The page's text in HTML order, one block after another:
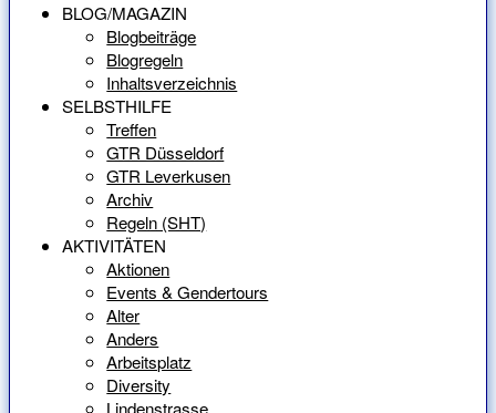
BLOG/MAGAZIN
Blogbeiträge
Blogregeln
Inhaltsverzeichnis
SELBSTHILFE
Treffen
GTR Düsseldorf
GTR Leverkusen
Archiv
Regeln (SHT)
AKTIVITÄTEN
Aktionen
Events & Gendertours
Alter
Anders
Arbeitsplatz
Diversity
Lindenstrasse